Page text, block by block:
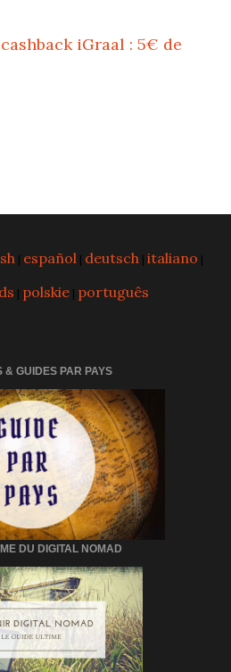
iGraal : 5€ de
| español | deutsch |italiano |
| polskie| português
& GUIDES PAR PAYS
DU DIGITAL NOMAD